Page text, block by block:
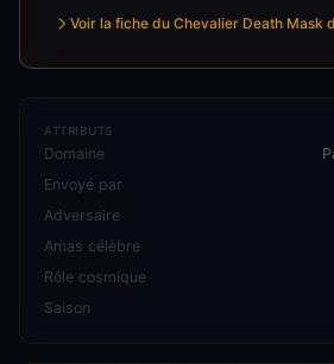
Voir la fiche du Chevalier Death Mask
ATTRIBUTS
Domaine
Envoyé par
Adversaire
Amas célèbre
Rôle cosmique
Saison